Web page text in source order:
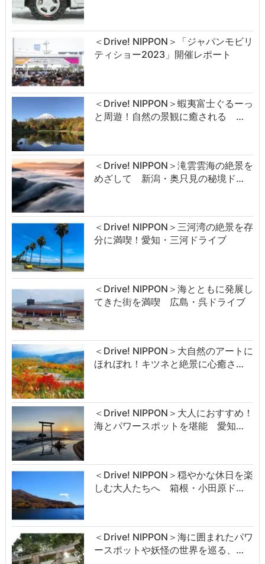
＜Drive! NIPPON＞「ジャパンモビリ
ティショー2023」開催レポート
＜Drive! NIPPON＞蝦夷富士ぐるーっ
と周遊！自然の景観に癒される …
＜Drive! NIPPON＞滝雲雲海の絶景を
めざして 新潟・奥只見の秘境ド…
＜Drive! NIPPON＞三河湾の絶景を存
分に満喫！愛知・三河ドライブ
＜Drive! NIPPON＞海とともに発展し
てきた街を満喫 広島・呉ドライブ
＜Drive! NIPPON＞大自然のアートに
ほれぼれ！キツネと絶景に心癒さ…
＜Drive! NIPPON＞大人におすすめ！
海とパワースポットを堪能 愛知…
＜Drive! NIPPON＞穏やかな休日を楽
しむ大人たちへ 箱根・小田原ド…
＜Drive! NIPPON＞海に囲まれたパワ
ースポットや妖怪の世界を巡る、…